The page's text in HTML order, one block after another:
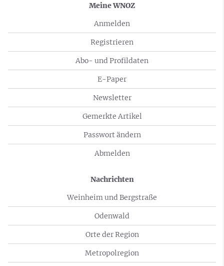
Meine WNOZ
Anmelden
Registrieren
Abo- und Profildaten
E-Paper
Newsletter
Gemerkte Artikel
Passwort ändern
Abmelden
Nachrichten
Weinheim und Bergstraße
Odenwald
Orte der Region
Metropolregion